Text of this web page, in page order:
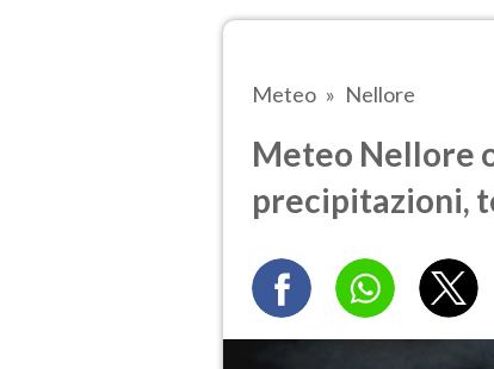
Meteo Nellore
Meteo Nellore
precipitazioni,